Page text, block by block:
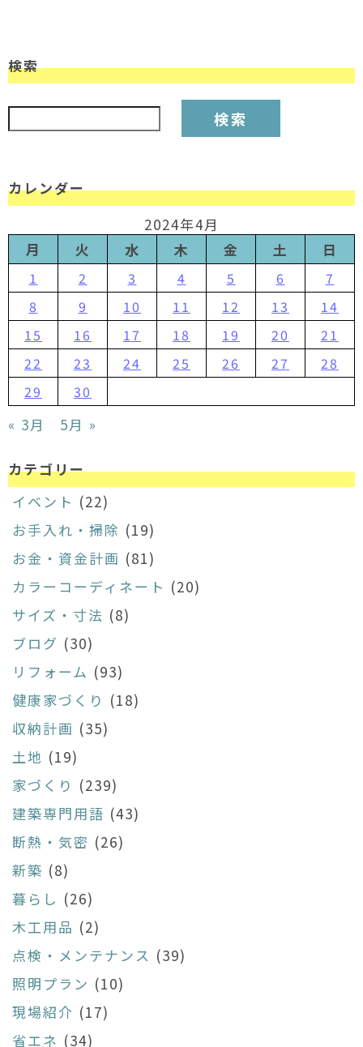
検索
検索:
カレンダー
2024年4月
月
火 水 木 金 土 日
1 2 3 4 5 6
7
8
9 10 11 12 13
14
15
16 17 18 19 20
21
22
23 24 25 26 27
28
29
30
« 3月 5月 »
カテゴリー
イベント (22)
お手入れ・掃除 (19)
お金・資金計画 (81)
カラーコーディネート (20)
サイズ・寸法 (8)
ブログ (30)
リフォーム (93)
健康家づくり (18)
収納計画 (35)
土地 (19)
家づくり (239)
建築専門用語 (43)
断熱・気密 (26)
新築 (8)
暮らし (26)
木工用品 (2)
点検・メンテナンス (39)
照明プラン (10)
現場紹介 (17)
省エネ (34)